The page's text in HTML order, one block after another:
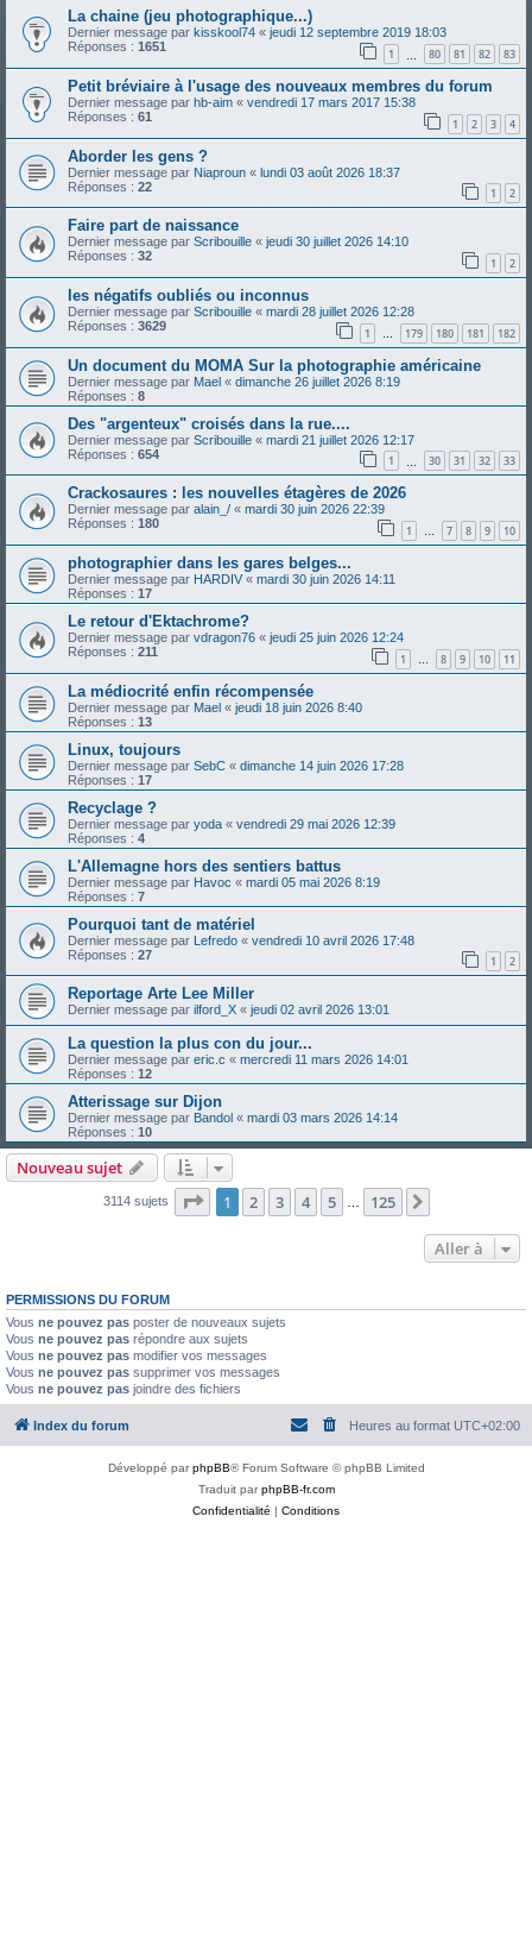
La chaine (jeu photographique...)
Dernier message par kisskool74 « jeudi 12 septembre 2019 18:03
Réponses : 1651 1 80 81 82 83
Petit bréviaire à l'usage des nouveaux membres du forum
Dernier message par hb-aim « vendredi 17 mars 2017 15:38
Réponses : 61 1 2 3 4
Aborder les gens ?
Dernier message par Niaproun « lundi 03 août 2026 18:37
Réponses : 22 1 2
Faire part de naissance
Dernier message par Scribouille « jeudi 30 juillet 2026 14:10
Réponses : 32 1 2
les négatifs oubliés ou inconnus
Dernier message par Scribouille « mardi 28 juillet 2026 12:28
Réponses : 3629 1 … 179 180 181 182
Un document du MOMA Sur la photographie américaine
Dernier message par Mael « dimanche 26 juillet 2026 8:19
Réponses : 8
Des "argenteux" croisés dans la rue....
Dernier message par Scribouille « mardi 21 juillet 2026 12:17
Réponses : 654 1 30 31 32 33
Crackosaures : les nouvelles étagères de 2026
Dernier message par alain_/ « mardi 30 juin 2026 22:39
Réponses : 180 1 … 7 8 9 10
photographier dans les gares belges...
Dernier message par HARDIV « mardi 30 juin 2026 14:11
Réponses : 17
Le retour d'Ektachrome?
Dernier message par vdragon76 « jeudi 25 juin 2026 12:24
Réponses : 211 1 … 8 9 10 11
La médiocrité enfin récompensée
Dernier message par Mael « jeudi 18 juin 2026 8:40
Réponses : 13
Linux, toujours
Dernier message par SebC « dimanche 14 juin 2026 17:28
Réponses : 17
Recyclage ?
Dernier message par yoda « vendredi 29 mai 2026 12:39
Réponses : 4
L'Allemagne hors des sentiers battus
Dernier message par Havoc « mardi 05 mai 2026 8:19
Réponses : 7
Pourquoi tant de matériel
Dernier message par Lefredo « vendredi 10 avril 2026 17:48
Réponses : 27 1 2
Reportage Arte Lee Miller
Dernier message par ilford_X « jeudi 02 avril 2026 13:01
La question la plus con du jour...
Dernier message par eric.c « mercredi 11 mars 2026 14:01
Réponses : 12
Atterissage sur Dijon
Dernier message par Bandol « mardi 03 mars 2026 14:14
Réponses : 10
Nouveau sujet
3114 sujets Page 1sur125
1 2 3 4 5 125
Aller à
PERMISSIONS DU FORUM
Vous ne pouvez pas poster de nouveaux sujets
Vous ne pouvez pas répondre aux sujets
Vous ne pouvez pas modifier vos messages
Vous ne pouvez pas supprimer vos messages
Vous ne pouvez pas joindre des fichiers
Index du forum Heures au format UTC+02:00
Développé parphpBB® Forum Software © phpBB Limited
Traduit parphpBB-fr.com
Confidentialité | Conditions